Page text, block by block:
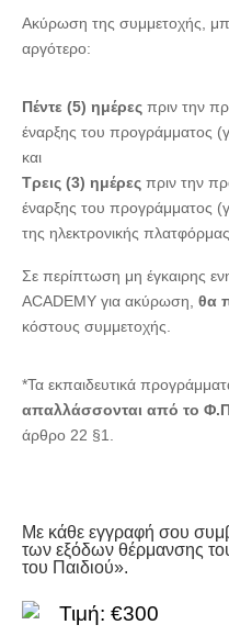
Ακύρωση της συμμετοχής,
αργότερο:
Πέντε (5) ημέρες πριν την
έναρξης του προγράμματος
και
Τρεις (3) ημέρες πριν την
έναρξης του προγράμματος
της ηλεκτρονικής
Σε περίπτωση μη έγκαιρης
ACADEMY για ακύρωση, θα
κόστους συμμετοχής.
*Τα εκπαιδευτικά
απαλλάσσονται από το
άρθρο 22 §1.
Με κάθε εγγραφή σου
των εξόδων θέρμανσης
του Παιδιού».
Τιμή: €300